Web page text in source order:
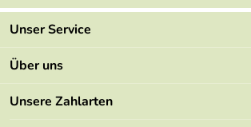
Unser Service
Kontakt
Mehrwertsteuerfrei
Über uns
Marken
Unsere Zahlarten